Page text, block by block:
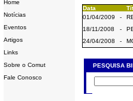
Home
Notícias
Eventos
Artigos
Links
Sobre o Comut
Fale Conosco
Data
01/04/2009
-
18/11/2008
-
24/04/2008
-
PESQUISA